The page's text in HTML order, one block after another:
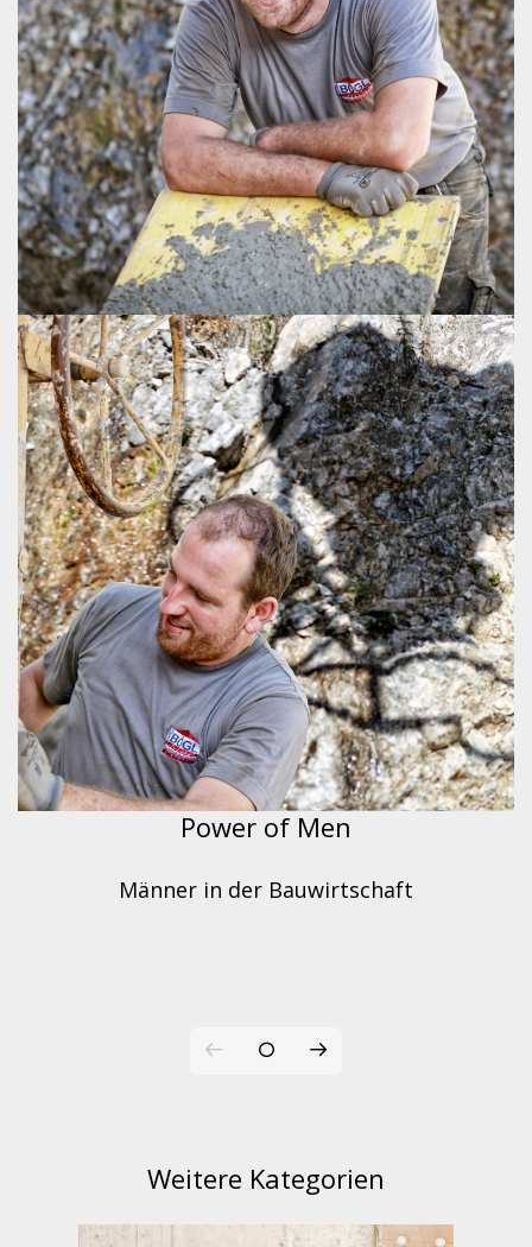
Power of Men
Männer in der Bauwirtschaft
Weitere Kategorien